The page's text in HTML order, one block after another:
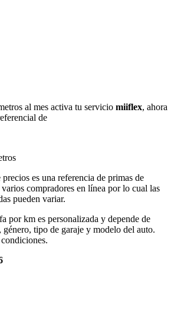
al mes activa tu servicio miiflex, ahora
de
es una referencia de primas de
compradores en línea por lo cual las
pueden variar.
por km es personalizada y depende de
género, tipo de garaje y modelo del auto.